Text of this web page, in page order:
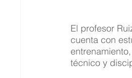
El profesor
cuenta con
técnico y